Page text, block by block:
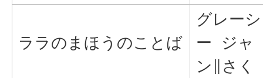
ララのまほうのことば
グレーシ
ー ジャ
ン∥さく